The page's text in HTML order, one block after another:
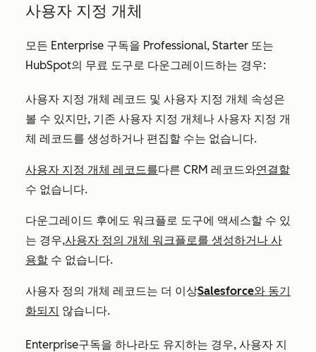
사용자 지정 개체
모든 Enterprise 구독을 Professional, Starter 또는
HubSpot의 무료 도구로 다운그레이드하는 경우:
사용자 지정 개체 레코드 및 사용자 지정 개체 속성은
볼 수 있지만, 기존 사용자 지정 개체나 사용자 지정 개
체 레코드를 생성하거나 편집할 수는 없습니다.
사용자 지정 개체 레코드를다른 CRM 레코드와연결할
수 없습니다.
다운그레이드 후에도 워크플로 도구에 액세스할 수 있
는 경우,사용자 정의 개체 워크플로를 생성하거나 사
용할 수 없습니다.
사용자 정의 개체 레코드는 더 이상Salesforce와 동기
화되지 않습니다.
Enterprise구독을 하나라도 유지하는 경우, 사용자 지